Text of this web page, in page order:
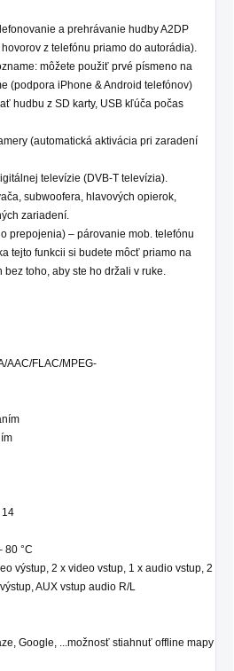
a prehrávanie hudby A2DP
z telefónu priamo do autorádia).
môžete použiť prvé písmeno na
(podpora iPhone & Android telefónov)
hudbu z SD karty, USB kľúča počas
(automatická aktivácia pri zaradení
televízie (DVB-T televízia).
subwoofera, hlavových opierok,
zariadení.
prepojenia) – párovanie mob. telefónu
tejto funkcii si budete môcť priamo na
toho, aby ste ho držali v ruke.
AAC/FLAC/MPEG-
14
80 °C
výstup, 2 x video vstup, 1 x audio vstup, 2
AUX vstup audio R/L
Google, ...možnosť stiahnuť offline mapy